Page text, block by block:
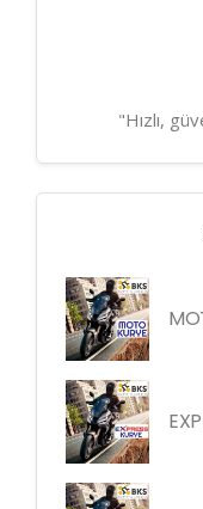
"Hızlı,